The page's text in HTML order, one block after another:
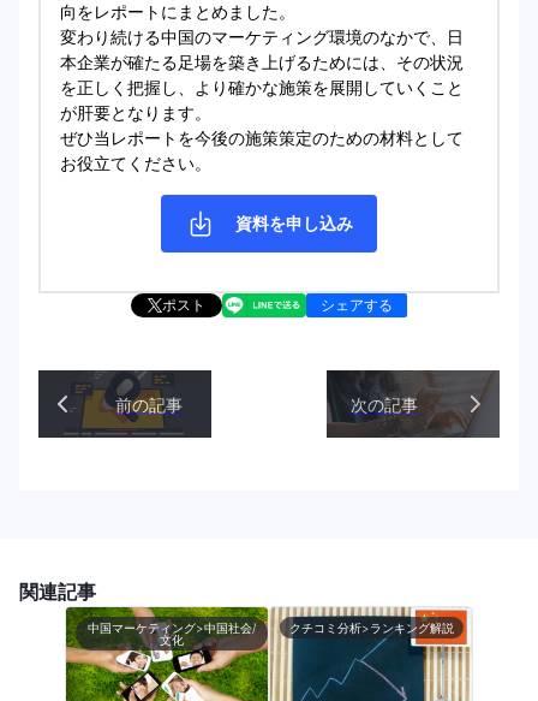
向をレポートにまとめました。
変わり続ける中国のマーケティング環境のなかで、日
本企業が確たる足場を築き上げるためには、その状況
を正しく把握し、より確かな施策を展開していくこと
が肝要となります。
ぜひ当レポートを今後の施策策定のための材料として
お役立てください。
資料を申し込み
ポスト シェアする
前の記事 次の記事
関連記事
中国マーケティング>中国社会/
文化
クチコミ分析>ランキング解説